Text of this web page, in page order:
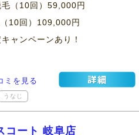
毛（10回）59,000円
10回）109,000円
ャンペーンあり！
ミを見る
うなじ
コート 岐阜店